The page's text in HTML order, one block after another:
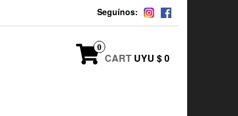
Seguínos:
0
CART UYU $ 0